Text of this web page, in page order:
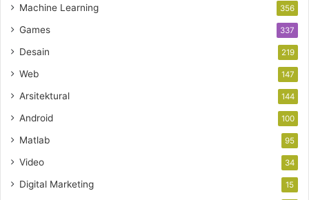
Machine Learning 356
Games 337
Desain 219
Web 147
Arsitektural 144
Android 100
Matlab 95
Video 34
Digital Marketing 15